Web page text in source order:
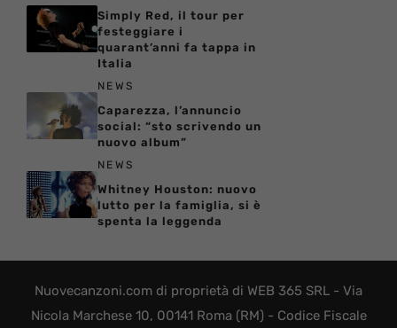
Simply Red, il tour per
festeggiare i
quarant’anni fa tappa in
Italia
NEWS
Caparezza, l’annuncio
social: “sto scrivendo un
nuovo album”
NEWS
Whitney Houston: nuovo
lutto per la famiglia, si è
spenta la leggenda
Nuovecanzoni.com di proprietà di WEB 365 SRL - Via
Nicola Marchese 10, 00141 Roma (RM) - Codice Fiscale